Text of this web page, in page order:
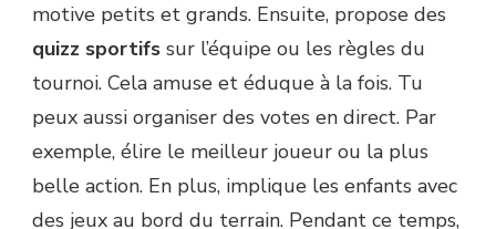
motive petits et grands. Ensuite, propose des
quizz sportifs sur l’équipe ou les règles du
tournoi. Cela amuse et éduque à la fois. Tu
peux aussi organiser des votes en direct. Par
exemple, élire le meilleur joueur ou la plus
belle action. En plus, implique les enfants avec
des jeux au bord du terrain. Pendant ce temps,